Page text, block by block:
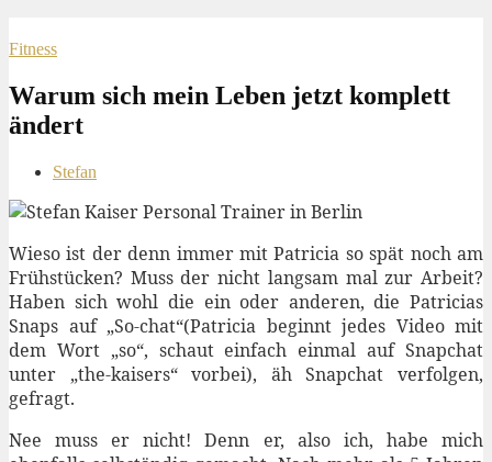
Fitness
Warum sich mein Leben jetzt komplett
ändert
Stefan
Wieso ist der denn immer mit Patricia so spät noch am
Frühstücken? Muss der nicht langsam mal zur Arbeit?
Haben sich wohl die ein oder anderen, die Patricias
Snaps auf „So-chat“(Patricia beginnt jedes Video mit
dem Wort „so“, schaut einfach einmal auf Snapchat
unter „the-kaisers“ vorbei), äh Snapchat verfolgen,
gefragt.
Nee muss er nicht! Denn er, also ich, habe mich